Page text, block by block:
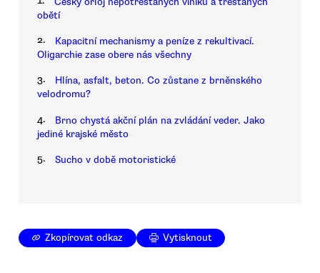
obětí
2.
Kapacitní mechanismy a peníze z rekultivací.
Oligarchie zase obere nás všechny
3.
Hlína, asfalt, beton. Co zůstane z brněnského
velodromu?
4.
Brno chystá akční plán na zvládání veder. Jako
jediné krajské město
5. Sucho v době motoristické
Zkopírovat odkaz Vytisknout